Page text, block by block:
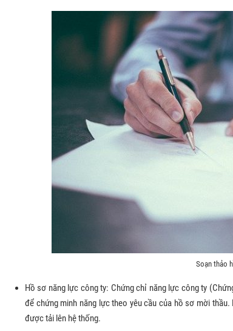
Soạn thảo
Hồ sơ năng lực công ty: Chứng chỉ năng lực công ty
để chứng minh năng lực theo yêu cầu của hồ sơ mời
được tải lên hệ thống.